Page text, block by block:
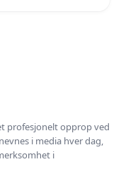
profesjonelt opprop ved
i media hver dag,
i